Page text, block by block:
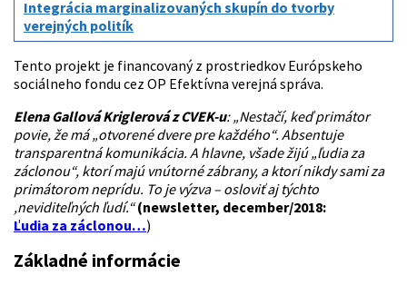
Integrácia marginalizovaných skupín do tvorby
verejných politík
Tento projekt je financovaný z prostriedkov Európskeho
sociálneho fondu cez OP Efektívna verejná správa.
Elena Gallová Kriglerová z CVEK-u: „Nestačí, keď primátor
povie, že má „otvorené dvere pre každého“. Absentuje
transparentná komunikácia. A hlavne, všade žijú „ľudia za
záclonou“, ktorí majú vnútorné zábrany, a ktorí nikdy sami za
primátorom neprídu. To je výzva – osloviť aj týchto
,neviditeľných ľudí.“(newsletter, december/2018:
Ľudia za záclonou…)
Základné informácie